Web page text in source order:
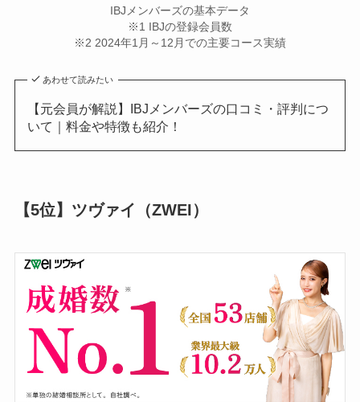
IBJメンバーズの基本データ
※1 IBJの登録会員数
※2 2024年1月～12月での主要コース実績
あわせて読みたい
【元会員が解説】IBJメンバーズの口コミ・評判につ
いて｜料金や特徴も紹介！
【5位】ツヴァイ（ZWEI）